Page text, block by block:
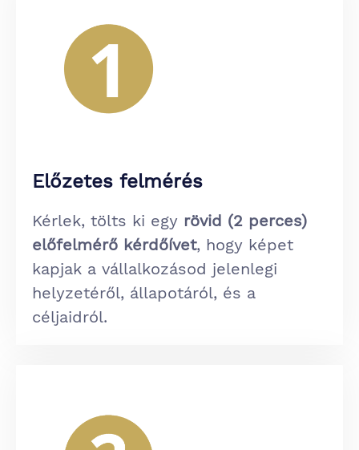
Előzetes felmérés
Kérlek, tölts ki egy rövid (2 perces)
előfelmérő kérdőívet, hogy képet
kapjak a vállalkozásod jelenlegi
helyzetéről, állapotáról, és a
céljaidról.